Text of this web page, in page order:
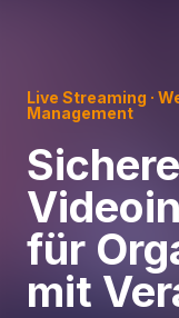
Live Streaming ·
Management
Sichere
für
mit